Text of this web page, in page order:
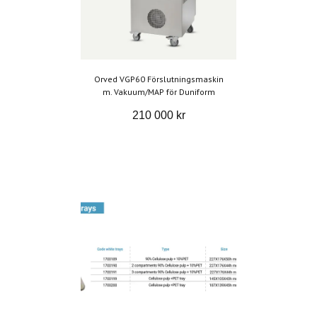
Orved VGP60 Förslutningsmaskin
m. Vakuum/MAP för Duniform
210 000 kr